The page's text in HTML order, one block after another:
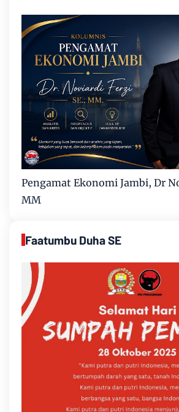
Pengamat Ekonomi Jambi, Dr
MM
Faatumbu Duha SE